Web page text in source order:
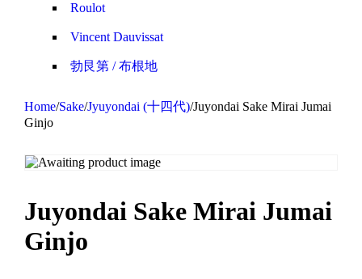
Roulot
Vincent Dauvissat
勃艮第 / 布根地
Home/Sake/Jyuyondai (十四代)/Juyondai Sake Mirai Jumai
Ginjo
Juyondai Sake Mirai Jumai
Ginjo